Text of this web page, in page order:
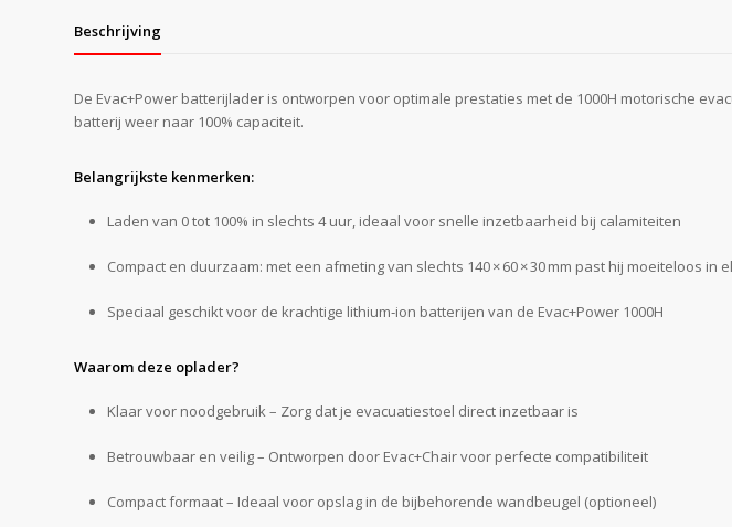
Beschrijving
De Evac+Power batterijlader is ontworpen voor optimale prestaties met de 1000H motorische
batterij weer naar 100% capaciteit.
Belangrijkste kenmerken:
Laden van 0 tot 100% in slechts 4 uur, ideaal voor snelle inzetbaarheid bij calamiteiten
Compact en duurzaam: met een afmeting van slechts 140 × 60 × 30 mm past hij moeiteloos in
Speciaal geschikt voor de krachtige lithium‑ion batterijen van de Evac+Power 1000H
Waarom deze oplader?
Klaar voor noodgebruik – Zorg dat je evacuatiestoel direct inzetbaar is
Betrouwbaar en veilig – Ontworpen door Evac+Chair voor perfecte compatibiliteit
Compact formaat – Ideaal voor opslag in de bijbehorende wandbeugel (optioneel)